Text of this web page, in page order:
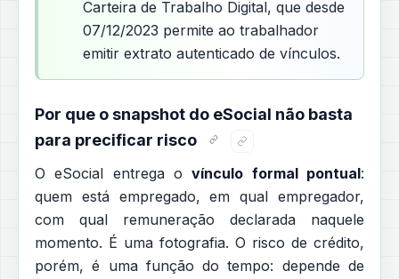
Carteira de Trabalho Digital, que desde
07/12/2023 permite ao trabalhador
emitir extrato autenticado de vínculos.
Por que o snapshot do eSocial não basta
para precificar risco
O eSocial entrega ovínculo formal pontual:
quem está empregado, em qual empregador,
com qual remuneração declarada naquele
momento. É uma fotografia. O risco de crédito,
porém, é uma função do tempo: depende de